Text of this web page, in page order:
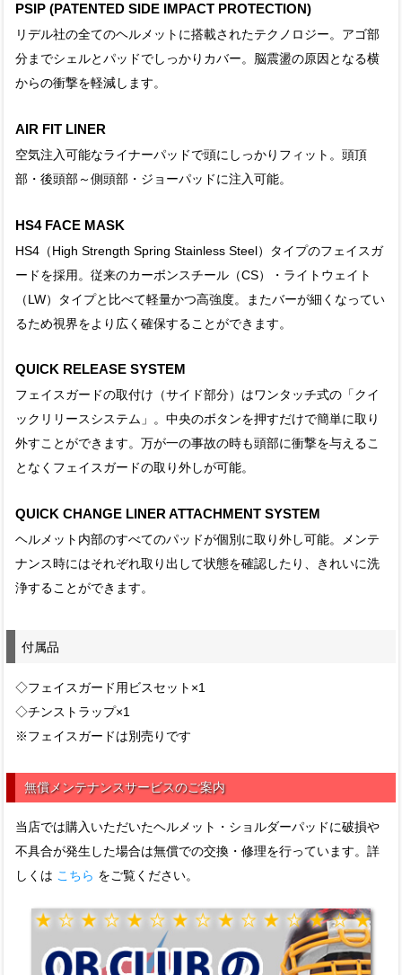
PSIP (PATENTED SIDE IMPACT PROTECTION)
リデル社の全てのヘルメットに搭載されたテクノロジー。アゴ部
分までシェルとパッドでしっかりカバー。脳震盪の原因となる横
からの衝撃を軽減します。
AIR FIT LINER
空気注入可能なライナーパッドで頭にしっかりフィット。頭頂
部・後頭部～側頭部・ジョーパッドに注入可能。
HS4 FACE MASK
HS4（High Strength Spring Stainless Steel）タイプのフェイスガ
ードを採用。従来のカーボンスチール（CS）・ライトウェイト
（LW）タイプと比べて軽量かつ高強度。またバーが細くなってい
るため視界をより広く確保することができます。
QUICK RELEASE SYSTEM
フェイスガードの取付け（サイド部分）はワンタッチ式の「クイ
ックリリースシステム」。中央のボタンを押すだけで簡単に取り
外すことができます。万が一の事故の時も頭部に衝撃を与えるこ
となくフェイスガードの取り外しが可能。
QUICK CHANGE LINER ATTACHMENT SYSTEM
ヘルメット内部のすべてのパッドが個別に取り外し可能。メンテ
ナンス時にはそれぞれ取り出して状態を確認したり、きれいに洗
浄することができます。
付属品
◇フェイスガード用ビスセット×1
◇チンストラップ×1
※フェイスガードは別売りです
無償メンテナンスサービスのご案内
当店では購入いただいたヘルメット・ショルダーパッドに破損や
不具合が発生した場合は無償での交換・修理を行っています。詳
しくは こちら をご覧ください。